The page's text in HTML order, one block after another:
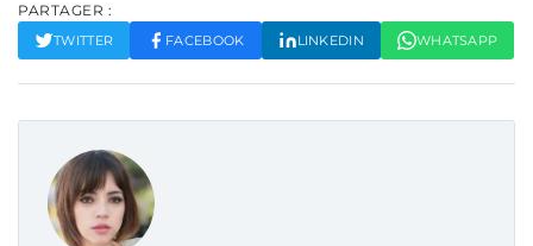
PARTAGER :
TWITTER FACEBOOK LINKEDIN WHATSAPP